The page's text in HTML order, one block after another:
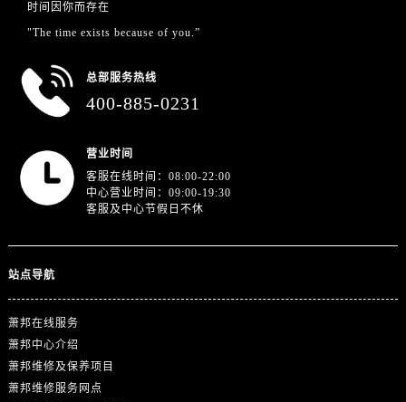
时间因你而存在
"The time exists because of you.”
总部服务热线
400-885-0231
营业时间
客服在线时间：08:00-22:00
中心营业时间：09:00-19:30
客服及中心节假日不休
站点导航
萧邦在线服务
萧邦中心介绍
萧邦维修及保养项目
萧邦维修服务网点